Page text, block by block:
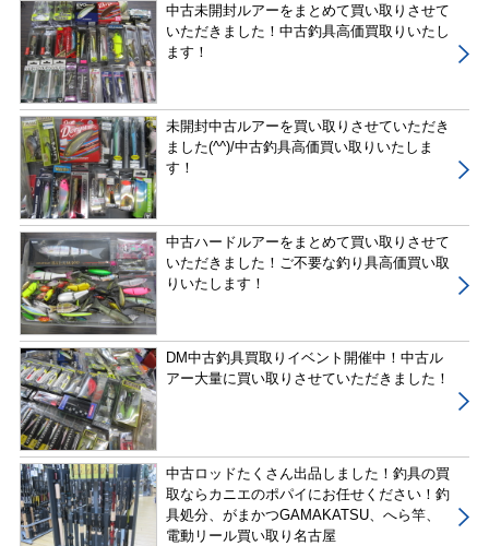
中古未開封ルアーをまとめて買い取りさせて
いただきました！中古釣具高価買取りいたし
ます！
未開封中古ルアーを買い取りさせていただき
ました(^^)/中古釣具高価買い取りいたしま
す！
中古ハードルアーをまとめて買い取りさせて
いただきました！ご不要な釣り具高価買い取
りいたします！
DM中古釣具買取りイベント開催中！中古ル
アー大量に買い取りさせていただきました！
中古ロッドたくさん出品しました！釣具の買
取ならカニエのポパイにお任せください！釣
具処分、がまかつGAMAKATSU、へら竿、
電動リール買い取り名古屋